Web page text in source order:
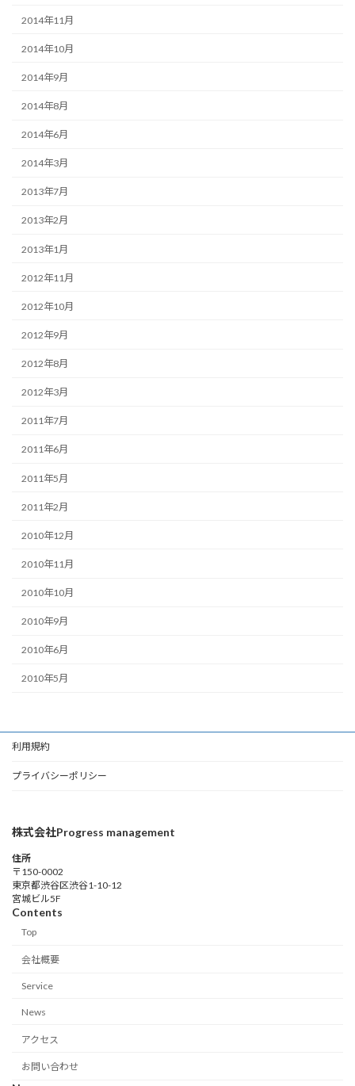
2014年11月
2014年10月
2014年9月
2014年8月
2014年6月
2014年3月
2013年7月
2013年2月
2013年1月
2012年11月
2012年10月
2012年9月
2012年8月
2012年3月
2011年7月
2011年6月
2011年5月
2011年2月
2010年12月
2010年11月
2010年10月
2010年9月
2010年6月
2010年5月
利用規約
プライバシーポリシー
株式会社Progress management
住所
〒150-0002
東京都渋谷区渋谷1-10-12
宮城ビル5F
Contents
Top
会社概要
Service
News
アクセス
お問い合わせ